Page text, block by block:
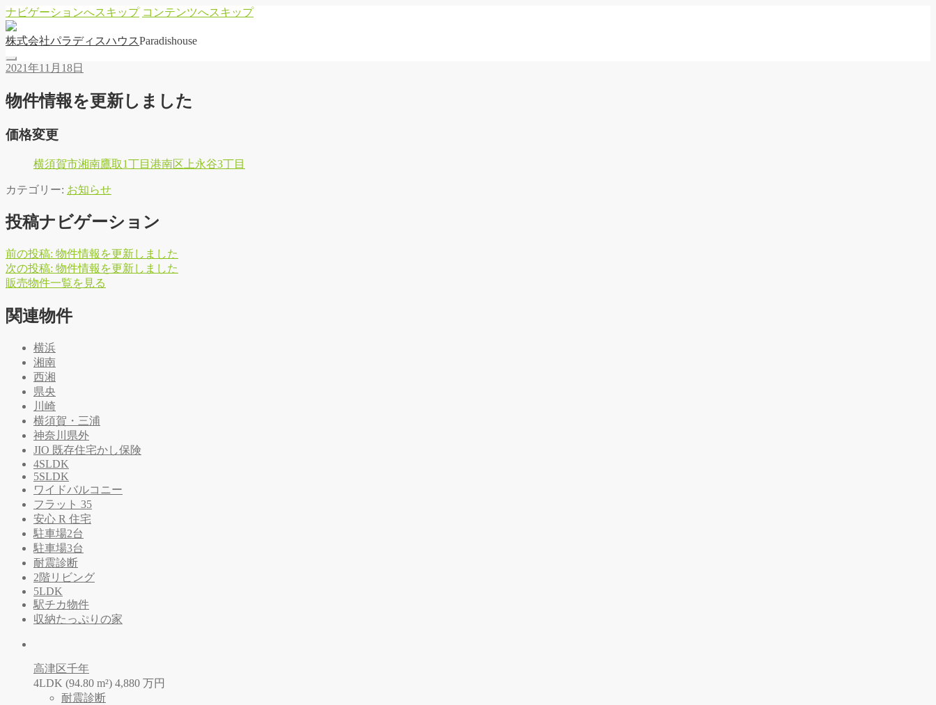
ナビゲーションへスキップ コンテンツへスキップ
株式会社パラディ スハウ スParadishouse
2021年11月18日
物件情報を更新しました
価格変更
横須賀市湘南鷹取1丁目 港南区上永谷3丁目
カテゴリー: お知らせ
投稿ナビゲーション
前の投稿: 物件情報を更新しました
次の投稿: 物件情報を更新しました
販売物件一覧を 見る
関連物件
横浜
湘南
西湘
県央
川崎
横須賀・三浦
神奈川県外
JIO 既存住宅かし保険
4SLDK
5SLDK
ワイドバルコニー
フラット 35
安心 R 住宅
駐車場2台
駐車場3台
耐震診断
2階リビング
5LDK
駅チカ物件
収納たっぷりの家
高津区千年
4LDK (94.80 m²) 4,880 万円
耐震診断